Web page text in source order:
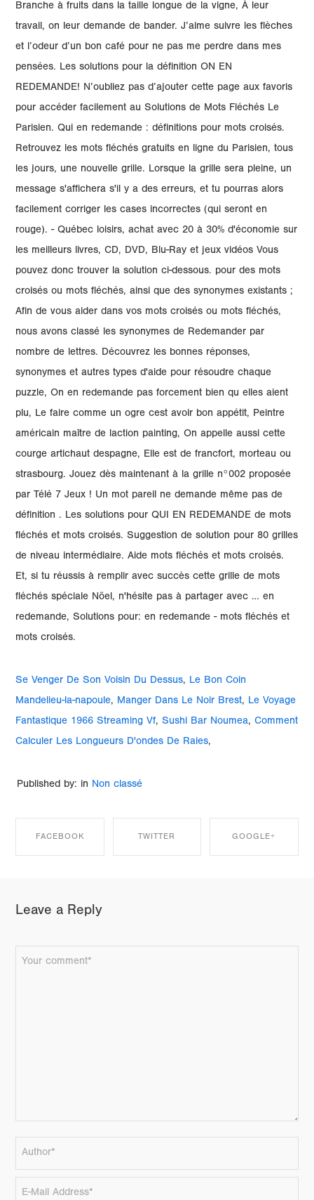
Se Venger De Son Voisin Du Dessus, Le Bon Coin
Mandelieu-la-napoule, Manger Dans Le Noir Brest, Le Voyage
Fantastique 1966 Streaming Vf,Sushi Bar Noumea,Comment
Calculer Les Longueurs D'ondes De Raies,
Published by: in Non classé
FACEBOOK
FACEBOOK
TWITTER GOOGLE+
Leave a Reply